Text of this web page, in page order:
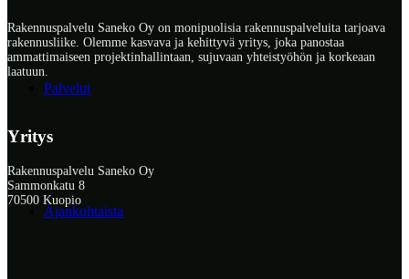
Palvelut
Ajankohtaista
Rakennuspalvelu Saneko Oy on monipuolisia rakennuspalveluita tarjoava
rakennusliike. Olemme kasvava ja kehittyvä yritys, joka panostaa
ammattimaiseen projektinhallintaan, sujuvaan yhteistyöhön ja korkeaan
laatuun.
Yritys
Rakennuspalvelu Saneko Oy
Sammonkatu 8
70500 Kuopio